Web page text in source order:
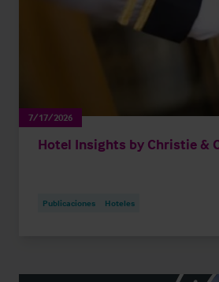
7/17/2026
Hotel Insights by Christie &
Publicaciones Hoteles